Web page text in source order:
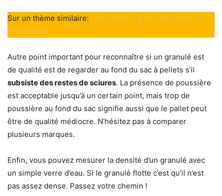
Sur un thème similaire: Les poêles à granulés: atouts et
contraintes
Autre point important pour reconnaître si un granulé est
de qualité est de regarder au fond du sac à pellets s’il
subsiste des restes de sciures. La présence de poussière
est acceptable jusqu’à un certain point, mais trop de
poussière au fond du sac signifie aussi que le pallet peut
être de qualité médiocre. N’hésitez pas à comparer
plusieurs marques.
Enfin, vous pouvez mesurer la densité d’un granulé avec
un simple verre d’eau. Si le granulé flotte c’est qu’il n’est
pas assez dense. Passez votre chemin !